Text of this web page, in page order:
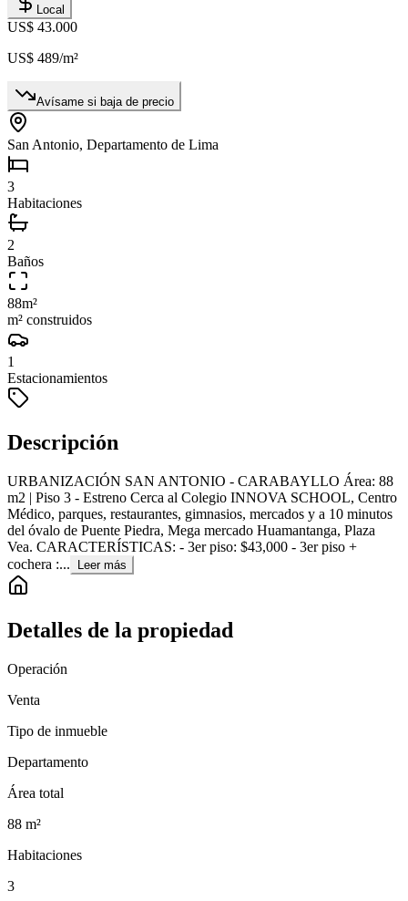
Local
US$ 43.000
US$ 489/m²
Avísame si baja de precio
San Antonio, Departamento de Lima
3
Habitaciones
2
Baños
88m²
m² construidos
1
Estacionamientos
Descripción
URBANIZACIÓN SAN ANTONIO - CARABAYLLO Área: 88
m2 | Piso 3 - Estreno Cerca al Colegio INNOVA SCHOOL, Centro
Médico, parques, restaurantes, gimnasios, mercados y a 10 minutos
del óvalo de Puente Piedra, Mega mercado Huamantanga, Plaza
Vea. CARACTERÍSTICAS: - 3er piso: $43,000 - 3er piso +
cochera :...
Leer más
Detalles de la propiedad
Operación
Venta
Tipo de inmueble
Departamento
Área total
88 m²
Habitaciones
3